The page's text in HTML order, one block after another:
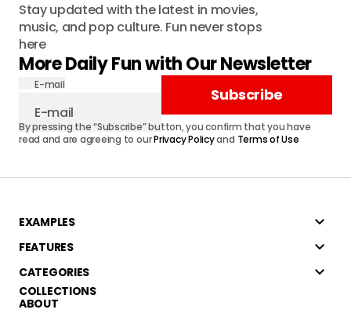
Stay updated with the latest in movies,
music, and pop culture. Fun never stops
here
More Daily Fun with Our Newsletter
E-mail
Subscribe
By pressing the “Subscribe” button, you confirm that you have
read and are agreeing to ourPrivacy Policyand Terms of Use
EXAMPLES
FEATURES
CATEGORIES
COLLECTIONS
ABOUT